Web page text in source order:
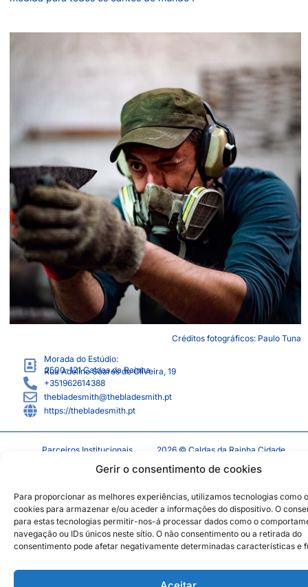
Gerir o consentimento de cookies
Para proporcionar as melhores experiências, utilizamos tecnologias como
cookies para armazenar e/ou aceder a informações do dispositivo. O
para estas tecnologias permitir-nos-á processar dados como o
navegação ou IDs únicos neste sítio. O não consentimento ou a retirada do
consentimento pode afetar negativamente determinadas características e
Créditos fotográficos: Paulo Tuna
Morada do Estúdio:
Rua Adelino Soares de Oliveira, 19
2500-121 Caldas da Rainha
+351962614388
thebladesmith@thebladesmith.pt
https://thebladesmith.pt
Parceiros Institucionais
Política de Sustentabilidade
Política de Privacidade
Política de Cookies
2026 © Caldas da Rainha Cidade